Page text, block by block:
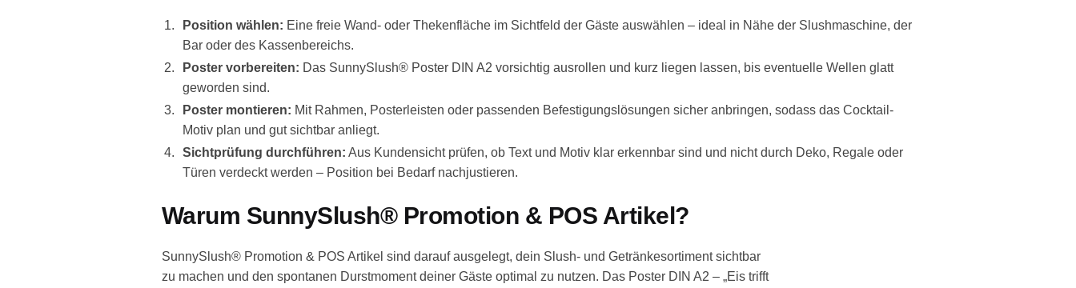
Position wählen: Eine freie Wand- oder Thekenfläche im Sichtfeld der Gäste auswählen – ideal in Nähe der Slushmaschine, der
Bar oder des Kassenbereichs.
Poster vorbereiten: Das SunnySlush® Poster DIN A2 vorsichtig ausrollen und kurz liegen lassen, bis eventuelle Wellen glatt
geworden sind.
Poster montieren: Mit Rahmen, Posterleisten oder passenden Befestigungslösungen sicher anbringen, sodass das Cocktail-
Motiv plan und gut sichtbar anliegt.
Sichtprüfung durchführen: Aus Kundensicht prüfen, ob Text und Motiv klar erkennbar sind und nicht durch Deko, Regale oder
Türen verdeckt werden – Position bei Bedarf nachjustieren.
Warum SunnySlush® Promotion & POS Artikel?
SunnySlush® Promotion & POS Artikel sind darauf ausgelegt, dein Slush- und Getränkesortiment sichtbar
zu machen und den spontanen Durstmoment deiner Gäste optimal zu nutzen. Das Poster DIN A2 – „Eis trifft